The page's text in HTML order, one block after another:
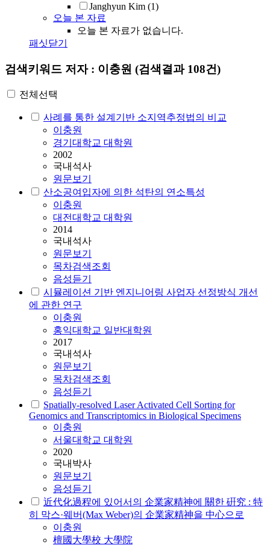
Janghyun Kim (1)
오늘 본 자료
오늘 본 자료가 없습니다.
패싯닫기
검색키워드 저자 : 이충원 (검색결과 108건)
전체선택
사례를 통한 설계기반 소지역추정법의 비교
이충원
경기대학교 대학원
2002
국내석사
원문보기
산소공여입자에 의한 석탄의 연소특성
이충원
대전대학교 대학원
2014
국내석사
원문보기
목차검색조회
음성듣기
시뮬레이션 기반 엔지니어링 사업자 선정방식 개선
에 관한 연구
이충원
홍익대학교 일반대학원
2017
국내석사
원문보기
목차검색조회
음성듣기
Spatially-resolved Laser Activated Cell Sorting for
Genomics and Transcriptomics in Biological Specimens
이충원
서울대학교 대학원
2020
국내박사
원문보기
음성듣기
近代化過程에 있어서의 企業家精神에 關한 硏究 : 特
히 막스·웨버(Max Weber)의 企業家精神을 中心으로
이충원
檀國大學校 大學院